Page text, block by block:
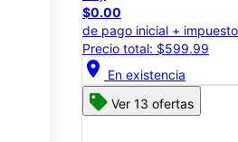
$0.00
de pago inicial +
Precio total: $599.99
location_on En existencia
Ver 13 ofertas